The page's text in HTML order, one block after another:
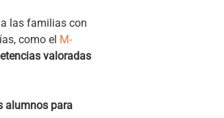
las familias con
como el M-
valoradas
alumnos para